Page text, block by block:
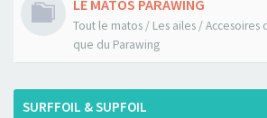
LE MATOS PARAWING
Tout le matos / Les ailes / Accesoires
que du Parawing
SURFFOIL & SUPFOIL